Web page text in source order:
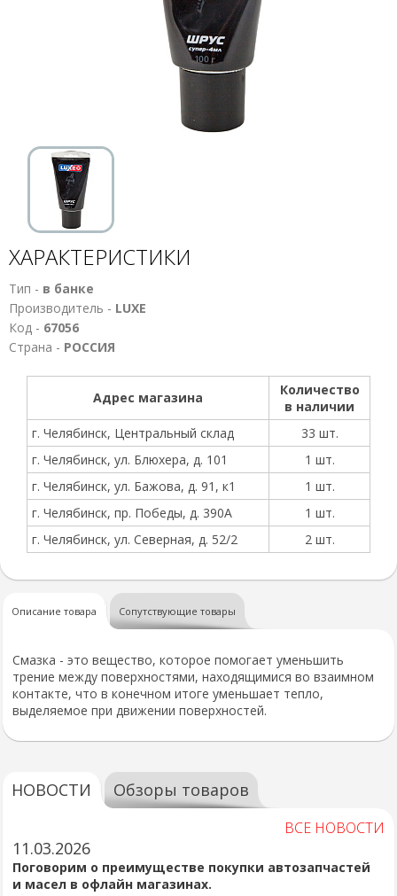
ХАРАКТЕРИСТИКИ
Тип - в банке
Производитель - LUXE
Код - 67056
Страна - РОССИЯ
Адрес магазина
Количество
в наличии
г. Челябинск, Центральный склад
33 шт.
г. Челябинск, ул. Блюхера, д. 101
1 шт.
г. Челябинск, ул. Бажова, д. 91, к1
1 шт.
г. Челябинск, пр. Победы, д. 390А
1 шт.
г. Челябинск, ул. Северная, д. 52/2
2 шт.
Описание товара Сопутствующие товары
Смазка - это вещество, которое помогает уменьшить
трение между поверхностями, находящимися во взаимном
контакте, что в конечном итоге уменьшает тепло,
выделяемое при движении поверхностей.
НОВОСТИ Обзоры товаров
ВСЕ НОВОСТИ
11.03.2026
Поговорим о преимуществе покупки автозапчастей
и масел в офлайн магазинах.